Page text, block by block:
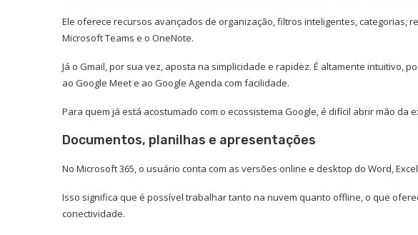
Ele oferece recursos avançados de organização, filtros inteligentes, categorias,
Microsoft Teams e o OneNote.
Já o Gmail, por sua vez, aposta na simplicidade e rapidez. É altamente intuitivo,
ao Google Meet e ao Google Agenda com facilidade.
Para quem já está acostumado com o ecossistema Google, é difícil abrir mão da
Documentos, planilhas e apresentações
No Microsoft 365, o usuário conta com as versões online e desktop do Word,
Isso significa que é possível trabalhar tanto na nuvem quanto offline, o que
conectividade.